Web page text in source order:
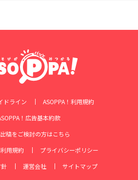
ドライン
ASOPPA！利用規約
！広告基本約款
稿をご検討の方はこちら
用規約
プライバシーポリシー
運営会社 サイトマップ